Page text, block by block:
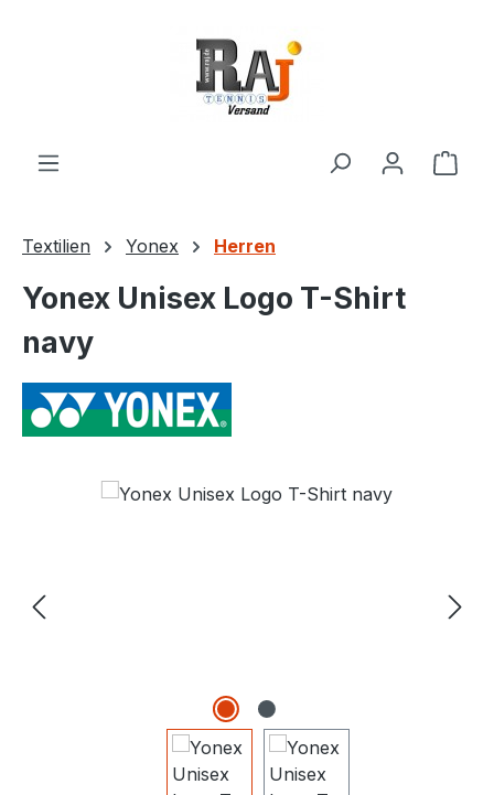
Textilien Yonex Herren
Yonex Unisex Logo T-Shirt
navy
Bildergalerie überspringen